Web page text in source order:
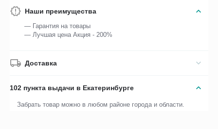
Наши преимущества
— Гарантия на товары
— Лучшая цена Акция - 200%
Доставка
102 пункта выдачи в Екатеринбурге
Забрать товар можно в любом районе города и области.